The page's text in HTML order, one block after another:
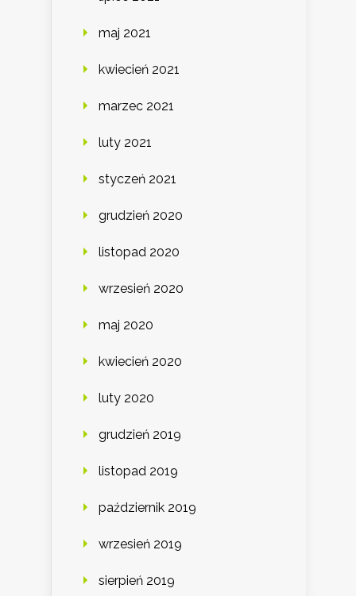
maj 2021
kwiecień 2021
marzec 2021
luty 2021
styczeń 2021
grudzień 2020
listopad 2020
wrzesień 2020
maj 2020
kwiecień 2020
luty 2020
grudzień 2019
listopad 2019
październik 2019
wrzesień 2019
sierpień 2019